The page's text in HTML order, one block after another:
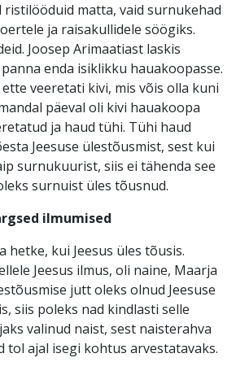
matta, vaid surnukehad
ja raisakullidele söögiks.
Joosep Arimaatiast laskis
enda isiklikku hauakoopasse.
veeretati kivi, mis võis olla kuni
päeval oli kivi hauakoopa
ja haud tühi. Tühi haud
Jeesuse ülestõusmist, sest kui
surnukuurist, siis ei tähenda see
surnuist üles tõusnud.
ilmumised
hetke, kui Jeesus üles tõusis.
Jeesus ilmus, oli naine, Maarja
jutt oleks olnud Jeesuse
siis poleks nad kindlasti selle
valinud naist, sest naisterahva
ajal isegi kohtus arvestatavaks.